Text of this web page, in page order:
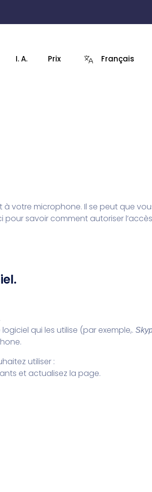
I. A. Prix Français
votre microphone. Il se peut que
pour savoir comment autoriser
qui les utilise (par exemple,.
utiliser :
et actualisez la page.